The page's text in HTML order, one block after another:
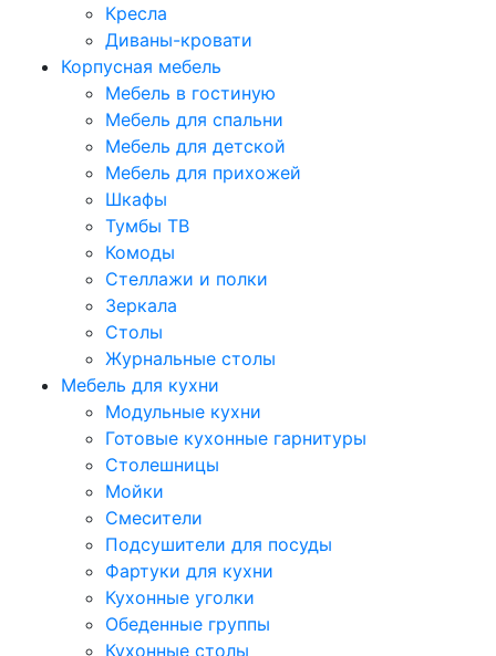
Кресла
Диваны-кровати
Корпусная мебель
Мебель в гостиную
Мебель для спальни
Мебель для детской
Мебель для прихожей
Шкафы
Тумбы ТВ
Комоды
Стеллажи и полки
Зеркала
Столы
Журнальные столы
Мебель для кухни
Модульные кухни
Готовые кухонные гарнитуры
Столешницы
Мойки
Смесители
Подсушители для посуды
Фартуки для кухни
Кухонные уголки
Обеденные группы
Кухонные столы